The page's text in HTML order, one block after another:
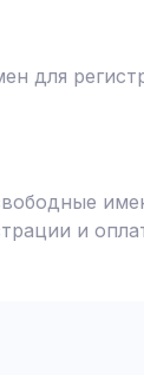
для
и